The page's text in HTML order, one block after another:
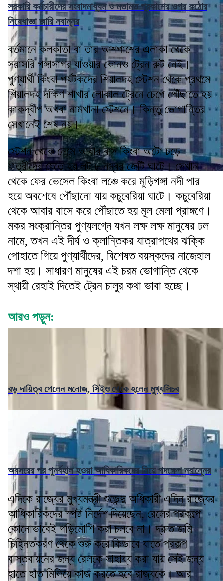
সরকারি কর্মচারীদের সংবাদমাধ্যম ও মতামত প্রকাশের ওপর কঠোর
নিষেধাজ্ঞা জারি নবান্নর
বর্তমানে কলকাতা বা তার আশপাশের এলাকা থেকে
সরাসরি গঙ্গাসাগর যাওয়ার কোনও ট্রেন রুট নেই।
পুণ্যার্থী কিংবা পর্যটকদের শিয়ালদহ স্টেশন থেকে প্রথমে
শিয়ালদহ দক্ষিণ শাখার লোকাল ট্রেনে চেপে পৌঁছাতে হয়
কাকদ্বীপ অথবা নামখানা স্টেশনে। কিন্তু ভোগান্তির
সেখানেই শেষ নয়।
স্টেশন থেকে নেমে আবার বাস কিংবা অটো চড়ে
যাত্রীদের যেতে হয় লট ৮ নম্বর জেটি ঘাটে। সেখান
থেকে ফের ভেসেল কিংবা লঞ্চে করে মুড়িগঙ্গা নদী পার
হয়ে অবশেষে পৌঁছানো যায় কচুবেরিয়া ঘাটে। কচুবেরিয়া
থেকে আবার বাসে করে পৌঁছাতে হয় মূল মেলা প্রাঙ্গণে।
মকর সংক্রান্তির পুণ্যলগ্নে যখন লক্ষ লক্ষ মানুষের ঢল
নামে, তখন এই দীর্ঘ ও ক্লান্তিকর যাত্রাপথের ঝক্কি
পোহাতে গিয়ে পুণ্যার্থীদের, বিশেষত বয়স্কদের নাজেহাল
দশা হয়। সাধারণ মানুষের এই চরম ভোগান্তি থেকে
স্থায়ী রেহাই দিতেই ট্রেন চালুর কথা ভাবা হচ্ছে।
আরও পড়ুন:
বড় দায়িত্ব পেলেন মনোজ, সিইও থেকে হলেন মুখ্যসিচব
অবসরের পর পুনর্বহাল হওয়া আধিকারিকদের নিয়ে পদক্ষেপ নবান্নের
এদিকে রাজ্যের মুখ্যমন্ত্রী শুভেন্দু অধিকারী এদিন রাজ্যের
আধিকারিকদের স্পষ্ট নির্দেশ দিয়েছেন, রেলের প্রকল্পে
কোনোভাবেই গড়িমোশি করা চলবে না। দ্রুত জমি
চিহ্নিতকরণ থেকে শুরু করে কিভাবে যাতে প্রকল্প
বাস্তবায়নের জন্য রেলকে সাহায্য করা যায় সেই জন্য
হাতে হাত মিলিয়ে কাজ করতে হবে রাজ্যকে। আর